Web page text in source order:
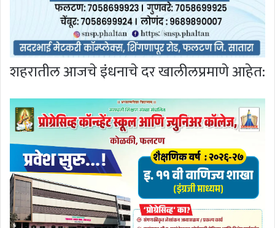
शहरातील आजचे इंधनाचे दर खालीलप्रमाणे आहेत: